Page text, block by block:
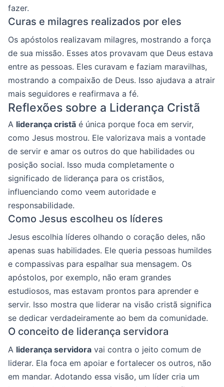
fazer.
Curas e milagres realizados por eles
Os apóstolos realizavam milagres, mostrando a força
de sua missão. Esses atos provavam que Deus estava
entre as pessoas. Eles curavam e faziam maravilhas,
mostrando a compaixão de Deus. Isso ajudava a atrair
mais seguidores e reafirmava a fé.
Reflexões sobre a Liderança Cristã
A liderança cristã é única porque foca em servir,
como Jesus mostrou. Ele valorizava mais a vontade
de servir e amar os outros do que habilidades ou
posição social. Isso muda completamente o
significado de liderança para os cristãos,
influenciando como veem autoridade e
responsabilidade.
Como Jesus escolheu os líderes
Jesus escolhia líderes olhando o coração deles, não
apenas suas habilidades. Ele queria pessoas humildes
e compassivas para espalhar sua mensagem. Os
apóstolos, por exemplo, não eram grandes
estudiosos, mas estavam prontos para aprender e
servir. Isso mostra que liderar na visão cristã significa
se dedicar verdadeiramente ao bem da comunidade.
O conceito de liderança servidora
A liderança servidora vai contra o jeito comum de
liderar. Ela foca em apoiar e fortalecer os outros, não
em mandar. Adotando essa visão, um líder cria um